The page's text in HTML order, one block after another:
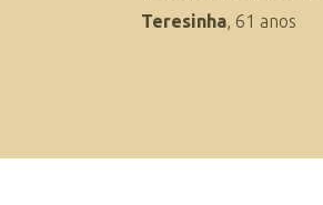
Teresinha, 61 anos